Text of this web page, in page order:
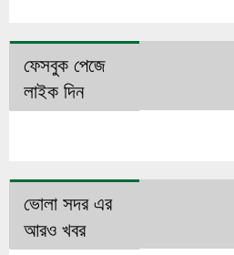
ফেসবুক পেজে
লাইক দিন
ভোলা সদর এর
আরও খবর